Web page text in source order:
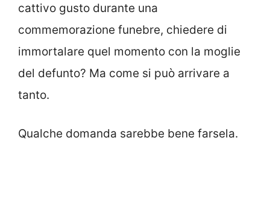
cattivo gusto durante una
commemorazione funebre, chiedere di
immortalare quel momento con la moglie
del defunto? Ma come si può arrivare a
tanto.
Qualche domanda sarebbe bene farsela.